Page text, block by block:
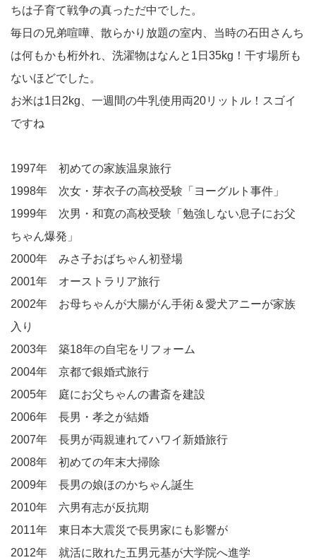
ちは子育て戦争の真っただ中でした。
毎日の兄弟喧嘩、散らかり放題の室内、当時の石田さんち
は何もかも桁外れ、洗濯物はなんと1日35kg！干す場所も
ないほどでした。
お米は1日2kg、一週間の牛乳使用両20リットル！スゴイ
ですね
1997年 初めての家族温泉旅行
1998年 次女・芽衣子の高校受験「ヨーグルト事件」
1999年 次男・和寛の高校受験「勉強しない息子にお父
ちゃん爆発」
2000年 みさ子おばちゃん初登場
2001年 オーストラリア旅行
2002年 お母ちゃんが大腸がん手術＆愛犬アニーが家族
入り
2003年 築18年の自宅をリフォーム
2004年 京都で銀婚式旅行
2005年 庭にお父ちゃんの書斎を建設
2006年 長男・孝之が結婚
2007年 長男が両親連れてハワイ新婚旅行
2008年 初めての年末大掃除
2009年 長男の娘ほのかちゃん誕生
2010年 六男有志が反抗期
2011年 東日本大震災で長男家にも影響が
2012年 就活に敗れた五男元基が大学院へ進学